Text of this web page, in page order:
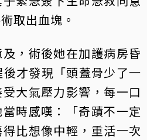
取出血塊。
，術後她在加護病房昏
才發現「頭蓋骨少了一
大氣壓力影響，每一口
時感嘆：「奇蹟不一定
比想像中輕，重活一次